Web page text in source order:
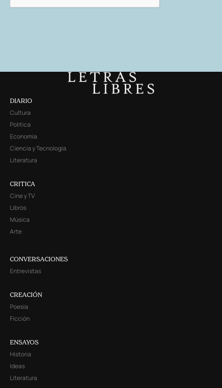
DIARIO
Cultura
Política
Economía
Ciencia y Tecnología
Literatura
CRITICA
Cine y TV
Libros
Música
Arte
CONVERSACIONES
Entrevistas
CREACIÓN
Poesía
Ficción
ENSAYOS
Historia
Ideas
Literatura